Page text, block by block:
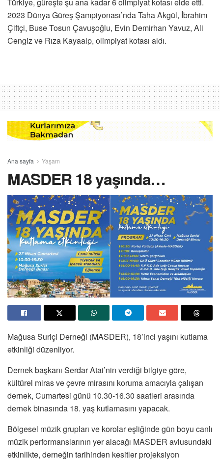
2023 Dünya Güreş Şampiyonası’nda Taha Akgül, İbrahim
Çiftçi, Buse Tosun Çavuşoğlu, Evin Demirhan Yavuz, Ali
Cengiz ve Rıza Kayaalp, olimpiyat kotası aldı.
Ana sayfa Yaşam
MASDER 18 yaşında…
Mağusa Suriçi Derneği (MASDER), 18’inci yaşını kutlama
etkinliği düzenliyor.
Dernek başkanı Serdar Atai’nin verdiği bilgiye göre,
kültürel miras ve çevre mirasını koruma amacıyla çalışan
dernek, Cumartesi günü 10.30-16.30 saatleri arasında
dernek binasında 18. yaş kutlamasını yapacak.
Bölgesel müzik grupları ve korolar eşliğinde gün boyu canlı
müzik performanslarının yer alacağı MASDER avlusundaki
etkinlikte, derneğin tarihinden kesitler projeksiyon